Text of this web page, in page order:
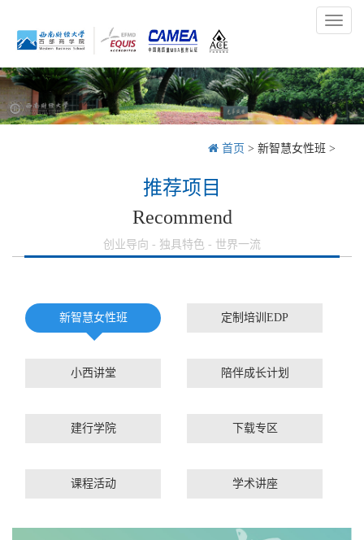
Toggle
首页 > 新智慧女性班 >
推荐项目
Recommend
创业导向 - 独具特色 - 世界一流
新智慧女性班 定制培训EDP
小西讲堂 陪伴成长计划
建行学院 下载专区
课程活动 学术讲座